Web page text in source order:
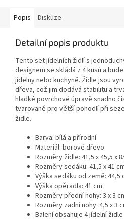
Popis Diskuze
Detailní popis produktu
Tento set jídelních židlí s
designem se skládá z 4 kusů a
jídelny nebo kuchyně. Židle jsou
dřeva, což jim dodává stabilitu a
hladké povrchové úpravě snadno
tvarované pro větší pohodlí při
židle.
Barva: bílá a přírodní
Materiál: borové dřevo
Rozměry židle: 41,5 x 45,5 x
Rozměry sedáku: 41,5 x 41
Výška sedáku od země: 44,5
Výška opěradla: 41 cm
Rozměry přední nohy: 3 x 3
Rozměry zadní nohy: 4,5 x 3
Balení obsahuje 4 jídelní židle